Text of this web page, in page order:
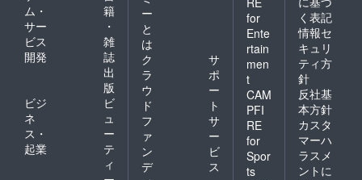
ム・
サー
ビス
開発
籍
・
雑
誌
出
版
ビジ
ネ
ス・
起業
ビ
ュ
ー
テ
ィ
ー
と
は
ク
ラ
ウ
ド
フ
ァ
ン
デ
サ
ポ
ー
ト
サ
ー
ビ
ス
for
Ente
rtain
men
t
CAM
PFI
RE
for
Spor
ts
く表記
情報セ
キュリ
ティ方
針
反社基
本方針
カスタ
マーハ
ラスメ
ントに